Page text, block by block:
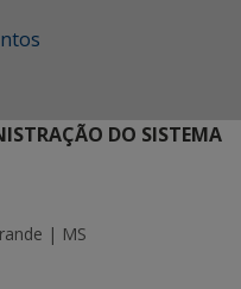
DO SISTEMA
| MS